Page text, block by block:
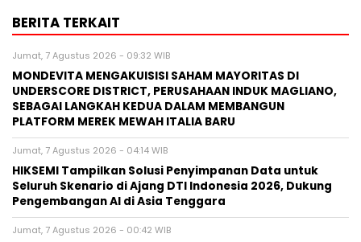
BERITA TERKAIT
Jumat, 7 Agustus 2026 - 09:32 WIB
MONDEVITA MENGAKUISISI SAHAM MAYORITAS DI
UNDERSCORE DISTRICT, PERUSAHAAN INDUK MAGLIANO,
SEBAGAI LANGKAH KEDUA DALAM MEMBANGUN
PLATFORM MEREK MEWAH ITALIA BARU
Jumat, 7 Agustus 2026 - 04:14 WIB
HIKSEMI Tampilkan Solusi Penyimpanan Data untuk
Seluruh Skenario di Ajang DTI Indonesia 2026, Dukung
Pengembangan AI di Asia Tenggara
Jumat, 7 Agustus 2026 - 00:42 WIB